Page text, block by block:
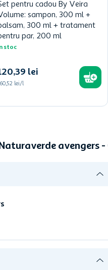
pentru cadou By Veira
sampon, 300 ml +
300 ml + tratament
par, 200 ml
In stoc
,39 lei
lei/l
avengers